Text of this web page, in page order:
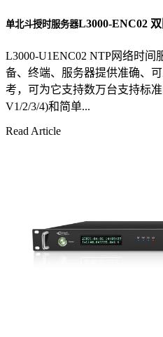
单北斗授时服务器L3000-ENC02
L3000-U1ENC02 NTP网络时
备、终端、服务器提供准确、
考，可为它支持数万台支持标
V1/2/3/4)和简单...
Read Article